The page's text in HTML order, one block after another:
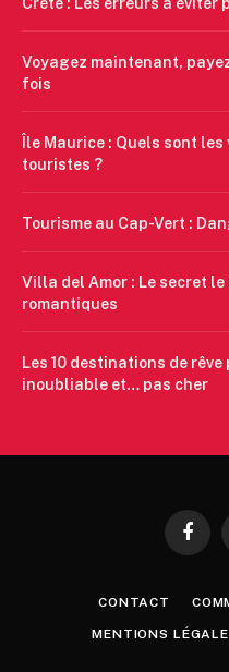
Voyagez maintenant,
fois
Île Maurice : Quels sont
touristes ?
Tourisme au Cap-Vert :
Villa del Amor : Le secret
romantiques
Les 10 destinations de
inoubliable et… pas cher
CONTACT
MENTIONS